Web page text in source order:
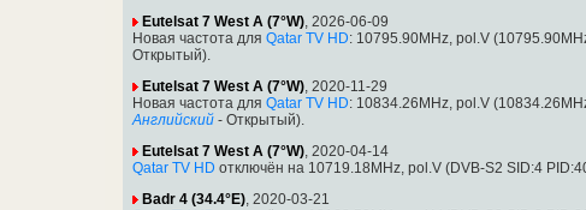
Eutelsat 7 West A (7°W) , 2026-06-09
Новая частота для Qatar TV HD: 10795.90MHz, pol.V
Открытый).
Eutelsat 7 West A (7°W) , 2020-11-29
Новая частота для Qatar TV HD: 10834.26MHz, pol.V
Английский - Открытый).
Eutelsat 7 West A (7°W) , 2020-04-14
Qatar TV HD отключён на 10719.18MHz, pol.V (DVB-S2 SID:4
Badr 4 (34.4°E), 2020-03-21